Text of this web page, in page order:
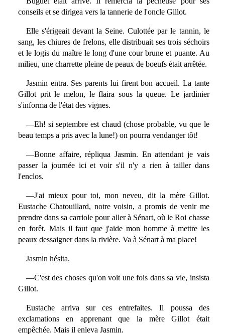
conseils et se dirigea vers la tannerie de l'oncle Gillot.
Elle s'érigeait devant la Seine. Culottée par le tannin, le
sang, les chiures de frelons, elle distribuait ses trois séchoirs
et le logis du maître le long d'une cour brune et puante. Au
milieu, une charrette pleine de peaux de boeufs était arrêtée.
Jasmin entra. Ses parents lui firent bon accueil. La tante
Gillot prit le melon, le flaira sous la queue. Le jardinier
s'informa de l'état des vignes.
—Eh! si septembre est chaud (chose probable, vu que le
beau temps a pris avec la lune!) on pourra vendanger tôt!
—Bonne affaire, répliqua Jasmin. En attendant je vais
passer la journée ici et voir s'il n'y a rien à tailler dans
l'enclos.
—J'ai mieux pour toi, mon neveu, dit la mère Gillot.
Eustache Chatouillard, notre voisin, a promis de venir me
prendre dans sa carriole pour aller à Sénart, où le Roi chasse
en forêt. Mais il faut que j'aide mon homme à mettre les
peaux dessaigner dans la rivière. Va à Sénart à ma place!
Jasmin hésita.
—C'est des choses qu'on voit une fois dans sa vie, insista
Gillot.
Eustache arriva sur ces entrefaites. Il poussa des
exclamations en apprenant que la mère Gillot était
empêchée. Mais il enleva Jasmin.